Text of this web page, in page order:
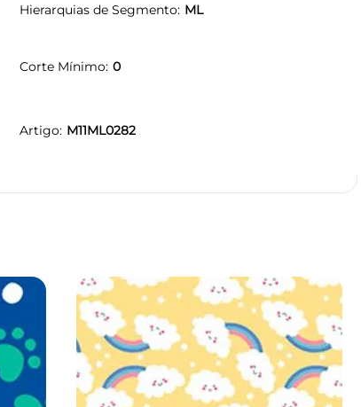
Hierarquias de Segmento ML
Corte Mínimo 0
Artigo M11ML0282